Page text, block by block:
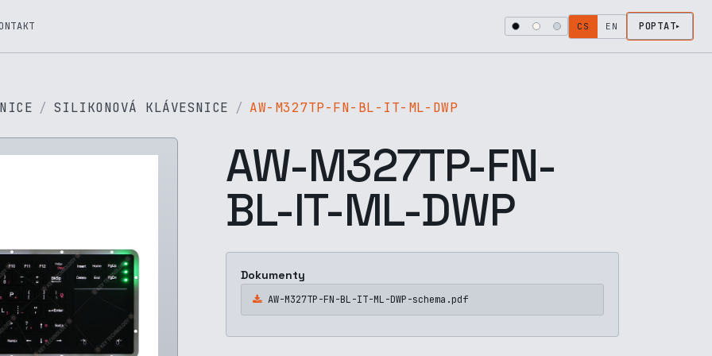
CS EN POPTAT
SILIKONOVÁ KLÁVESNICE AW-M327TP-FN-BL-IT-ML-DWP
AW-M327TP-FN-
BL-IT-ML-DWP
Dokumenty
AW-M327TP-FN-BL-IT-ML-DWP-schema.pdf